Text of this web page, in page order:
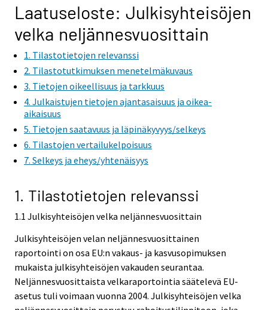
Laatuseloste: Julkisyhteisöjen
velka neljännesvuosittain
1. Tilastotietojen relevanssi
2. Tilastotutkimuksen menetelmäkuvaus
3. Tietojen oikeellisuus ja tarkkuus
4. Julkaistujen tietojen ajantasaisuus ja oikea-
aikaisuus
5. Tietojen saatavuus ja läpinäkyvyys/selkeys
6. Tilastojen vertailukelpoisuus
7. Selkeys ja eheys/yhtenäisyys
1. Tilastotietojen relevanssi
1.1 Julkisyhteisöjen velka neljännesvuosittain
Julkisyhteisöjen velan neljännesvuosittainen
raportointi on osa EU:n vakaus- ja kasvusopimuksen
mukaista julkisyhteisöjen vakauden seurantaa.
Neljännesvuosittaista velkaraportointia säätelevä EU-
asetus tuli voimaan vuonna 2004. Julkisyhteisöjen velka